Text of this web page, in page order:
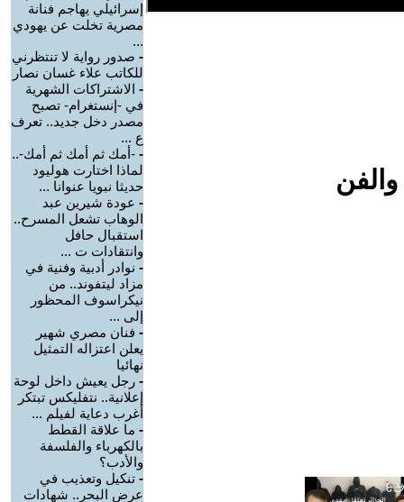
إسرائيلي يهاجم فنانة
مصرية تخلت عن يهودي
...
- صدور رواية لا تنتظرني
للكاتب علاء غسان نصار
- الاشتراكات الشهرية
في -إنستغرام- تصبح
مصدر دخل جديد.. تعرف
ع ...
- -أمك ثم أمك ثم أمك-..
لماذا اختارت هوليود
حديثا نبويا عنوانا ...
- عودة شيرين عبد
الوهاب تشعل المسرح..
استقبال حافل
وانتقادات ت ...
- نوادر أدبية وفنية في
مزاد ليتفوند.. من
نيكراسوف المحظور
إلى ...
- فنان مصري شهير
يعلن اعتزاله التمثيل
نهائيا
- رجل يعيش داخل لوحة
إعلانية.. نتفليكس تبتكر
أغرب دعاية لفيلم ...
- ما علاقة القطط
بالكهرباء والفلسفة
والأدب؟
- تنكيل وتعذيب في
عرض البحر.. شهادات